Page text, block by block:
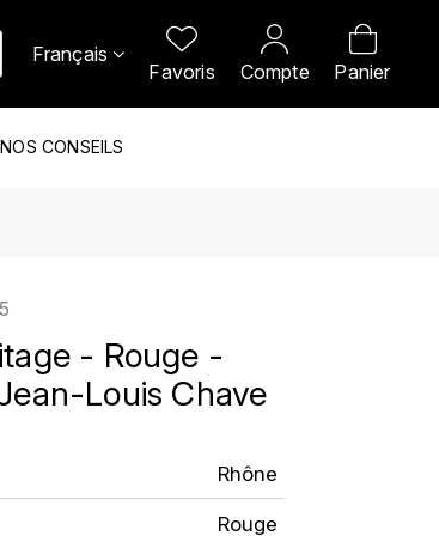
Français
Favoris Compte Panier
NOS CONSEILS
- Rouge -
Louis Chave
Rhône
Rouge